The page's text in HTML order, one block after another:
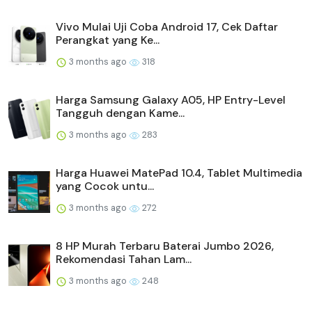
Vivo Mulai Uji Coba Android 17, Cek Daftar
Perangkat yang Ke...
3 months ago 318
Harga Samsung Galaxy A05, HP Entry-Level
Tangguh dengan Kame...
3 months ago 283
Harga Huawei MatePad 10.4, Tablet Multimedia
yang Cocok untu...
3 months ago 272
8 HP Murah Terbaru Baterai Jumbo 2026,
Rekomendasi Tahan Lam...
3 months ago 248